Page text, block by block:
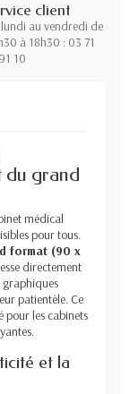
client
au vendredi de
à 18h30 : 03 71
10
du grand
médical
pour tous.
format (90 x
directement
graphiques
patientèle. Ce
les cabinets
et la